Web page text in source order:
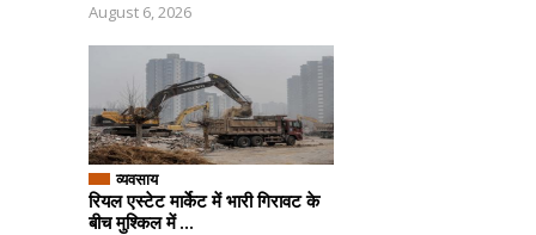
August 6, 2026
व्यवसाय
रियल एस्टेट मार्केट में भारी गिरावट के
बीच मुश्किल में ...